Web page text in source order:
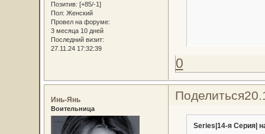
Позитив: [+85/-1]
Пол: Женский
Провел на форуме:
3 месяца 10 дней
Последний визит:
27.11.24 17:32:39
0
Поделиться
Инь-Янь
Воительница
Series|14-я Серия|